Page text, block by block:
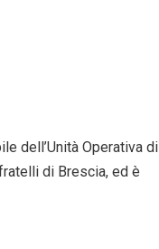
dell’Unità Operativa di
di Brescia, ed è